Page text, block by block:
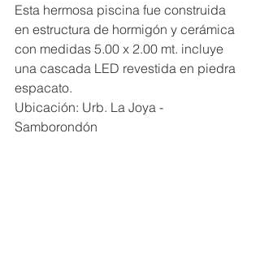
Esta hermosa piscina fue construida
en estructura de hormigón y cerámica
con medidas 5.00 x 2.00 mt. incluye
una cascada LED revestida en piedra
espacato.
Ubicación: Urb. La Joya -
Samborondón